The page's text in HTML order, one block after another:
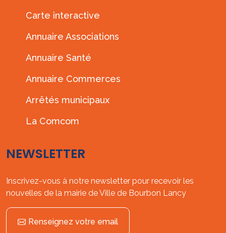
Carte interactive
Annuaire Associations
Annuaire Santé
Annuaire Commerces
Arrêtés municipaux
La Comcom
NEWSLETTER
Inscrivez-vous à notre newsletter pour recevoir les
nouvelles de la mairie de Ville de Bourbon Lancy
Renseignez votre email